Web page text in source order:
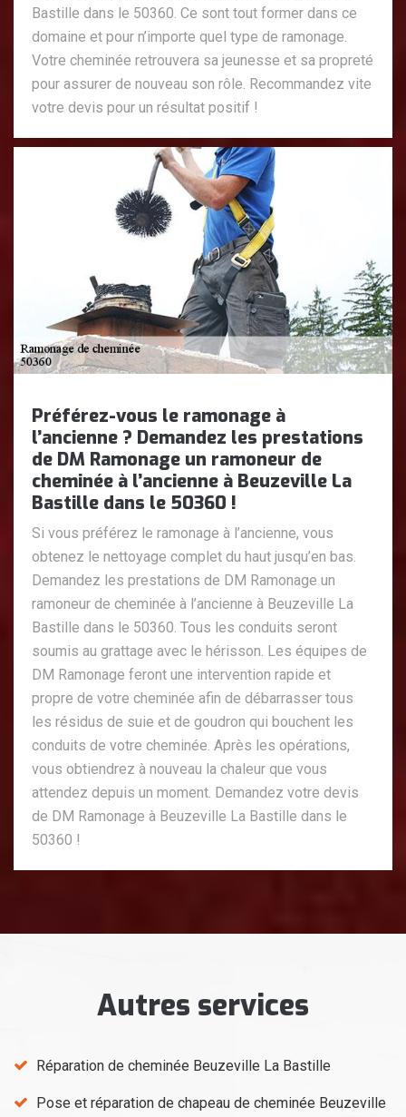
Bastille dans le 50360. Ce sont tout former dans ce
domaine et pour n’importe quel type de ramonage.
Votre cheminée retrouvera sa jeunesse et sa propreté
pour assurer de nouveau son rôle. Recommandez vite
votre devis pour un résultat positif !
Préférez-vous le ramonage à
l’ancienne ? Demandez les prestations
de DM Ramonage un ramoneur de
cheminée à l’ancienne à Beuzeville La
Bastille dans le 50360 !
Si vous préférez le ramonage à l’ancienne, vous
obtenez le nettoyage complet du haut jusqu’en bas.
Demandez les prestations de DM Ramonage un
ramoneur de cheminée à l’ancienne à Beuzeville La
Bastille dans le 50360. Tous les conduits seront
soumis au grattage avec le hérisson. Les équipes de
DM Ramonage feront une intervention rapide et
propre de votre cheminée afin de débarrasser tous
les résidus de suie et de goudron qui bouchent les
conduits de votre cheminée. Après les opérations,
vous obtiendrez à nouveau la chaleur que vous
attendez depuis un moment. Demandez votre devis
de DM Ramonage à Beuzeville La Bastille dans le
50360 !
Autres services
Réparation de cheminée Beuzeville La Bastille
Pose et réparation de chapeau de cheminée Beuzeville